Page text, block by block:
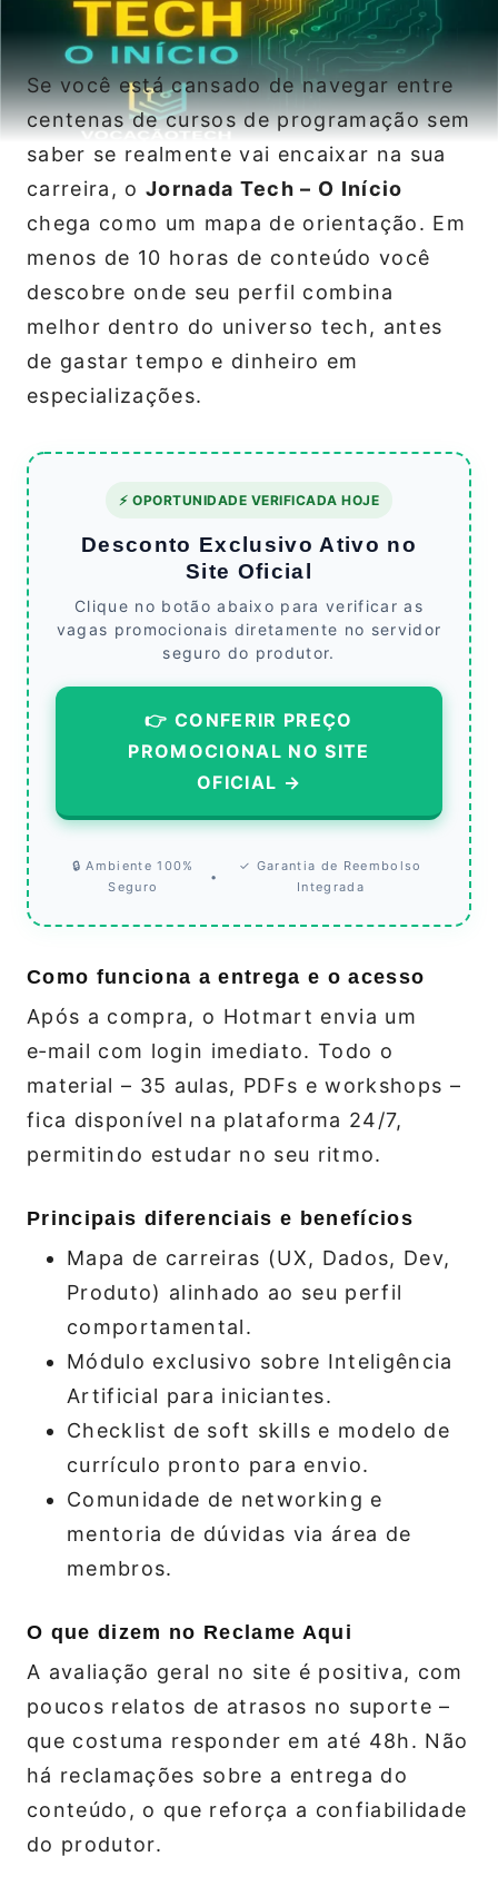
Se você está cansado de navegar entre
centenas de cursos de programação sem
saber se realmente vai encaixar na sua
carreira, o Jornada Tech – O Início
chega como um mapa de orientação. Em
menos de 10 horas de conteúdo você
descobre onde seu perfil combina
melhor dentro do universo tech, antes
de gastar tempo e dinheiro em
especializações.
⚡ OPORTUNIDADE VERIFICADA HOJE
Desconto Exclusivo Ativo no
Site Oficial
Clique no botão abaixo para verificar as
vagas promocionais diretamente no servidor
seguro do produtor.
👉 CONFERIR PREÇO
PROMOCIONAL NO SITE
OFICIAL →
🔒 Ambiente 100%
Seguro
•
✓ Garantia de Reembolso
Integrada
Como funciona a entrega e o acesso
Após a compra, o Hotmart envia um
e‑mail com login imediato. Todo o
material – 35 aulas, PDFs e workshops –
fica disponível na plataforma 24/7,
permitindo estudar no seu ritmo.
Principais diferenciais e benefícios
Mapa de carreiras (UX, Dados, Dev,
Produto) alinhado ao seu perfil
comportamental.
Módulo exclusivo sobre Inteligência
Artificial para iniciantes.
Checklist de soft skills e modelo de
currículo pronto para envio.
Comunidade de networking e
mentoria de dúvidas via área de
membros.
O que dizem no Reclame Aqui
A avaliação geral no site é positiva, com
poucos relatos de atrasos no suporte –
que costuma responder em até 48h. Não
há reclamações sobre a entrega do
conteúdo, o que reforça a confiabilidade
do produtor.